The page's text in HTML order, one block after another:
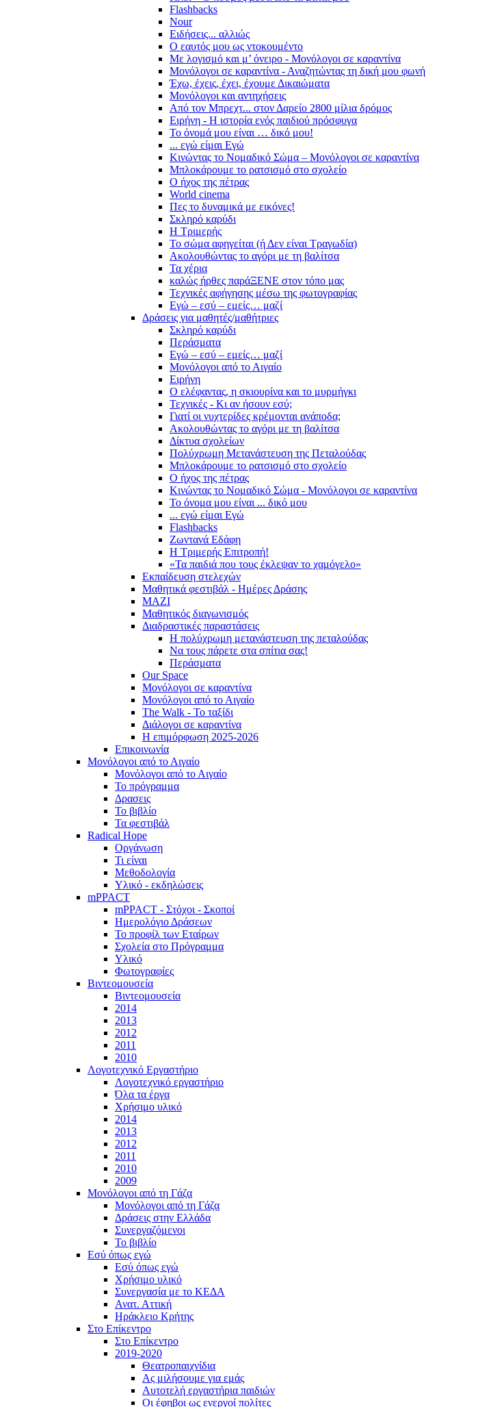
Flashbacks
Nour
Ειδήσεις... αλλιώς
Ο εαυτός μου ως ντοκουμέντο
Με λογισμό και μ’ όνειρο - Μονόλογοι σε καραντίνα
Μονόλογοι σε καραντίνα - Αναζητώντας τη δική μου φωνή
Έχω, έχεις, έχει, έχουμε Δικαιώματα
Μονόλογοι και αντηχήσεις
Από τον Μπρεχτ... στον Δαρείο 2800 μίλια δρόμος
Ειρήνη - Η ιστορία ενός παιδιού πρόσφυγα
Το όνομά μου είναι … δικό μου!
... εγώ είμαι Εγώ
Κινώντας το Νομαδικό Σώμα – Μονόλογοι σε καραντίνα
Μπλοκάρουμε το ρατσισμό στο σχολείο
Ο ήχος της πέτρας
World cinema
Πες το δυναμικά με εικόνες!
Σκληρό καρύδι
Η Τριμερής
Το σώμα αφηγείται (ή Δεν είναι Τραγωδία)
Ακολουθώντας το αγόρι με τη βαλίτσα
Τα χέρια
καλώς ήρθες παράΞΕΝΕ στον τόπο μας
Τεχνικές αφήγησης μέσω της φωτογραφίας
Εγώ – εσύ – εμείς… μαζί
Δράσεις για μαθητές/μαθήτριες
Σκληρό καρύδι
Περάσματα
Εγώ – εσύ – εμείς… μαζί
Μονόλογοι από το Αιγαίο
Ειρήνη
Ο ελέφαντας, η σκιουρίνα και το μυρμήγκι
Τεχνικές - Κι αν ήσουν εσύ;
Γιατί οι νυχτερίδες κρέμονται ανάποδα;
Ακολουθώντας το αγόρι με τη βαλίτσα
Δίκτυα σχολείων
Πολύχρωμη Μετανάστευση της Πεταλούδας
Μπλοκάρουμε το ρατσισμό στο σχολείο
Ο ήχος της πέτρας
Κινώντας το Νομαδικό Σώμα - Μονόλογοι σε καραντίνα
Το όνομα μου είναι ... δικό μου
... εγώ είμαι Εγώ
Flashbacks
Ζωντανά Εδάφη
Η Τριμερής Επιτροπή!
«Τα παιδιά που τους έκλεψαν το χαμόγελο»
Εκπαίδευση στελεχών
Μαθητικά φεστιβάλ - Ημέρες Δράσης
ΜΑΖΙ
Μαθητικός διαγωνισμός
Διαδραστικές παραστάσεις
Η πολύχρωμη μετανάστευση της πεταλούδας
Να τους πάρετε στα σπίτια σας!
Περάσματα
Our Space
Μονόλογοι σε καραντίνα
Μονόλογοι από το Αιγαίο
The Walk - Το ταξίδι
Διάλογοι σε καραντίνα
Η επιμόρφωση 2025-2026
Επικοινωνία
Μονόλογοι από το Αιγαίο
Μονόλογοι από το Αιγαίο
Το πρόγραμμα
Δρασεις
Το βιβλίο
Τα φεστιβάλ
Radical Hope
Οργάνωση
Τι είναι
Μεθοδολογία
Υλικό - εκδηλώσεις
mPPACT
mPPACT - Στόχοι - Σκοποί
Ημερολόγιο Δράσεων
Το προφίλ των Εταίρων
Σχολεία στο Πρόγραμμα
Υλικό
Φωτογραφίες
Βιντεομουσεία
Βιντεομουσεία
2014
2013
2012
2011
2010
Λογοτεχνικό Εργαστήριο
Λογοτεχνικό εργαστήριο
Όλα τα έργα
Χρήσιμο υλικό
2014
2013
2012
2011
2010
2009
Μονόλογοι από τη Γάζα
Μονόλογοι από τη Γάζα
Δράσεις στην Ελλάδα
Συνεργαζόμενοι
To βιβλίο
Εσύ όπως εγώ
Εσύ όπως εγώ
Χρήσιμο υλικό
Συνεργασία με το ΚΕΔΑ
Ανατ. Αττική
Ηράκλειο Κρήτης
Στο Επίκεντρο
Στο Επίκεντρο
2019-2020
Θεατροπαιχνίδια
Ας μιλήσουμε για εμάς
Αυτοτελή εργαστήρια παιδιών
Οι έφηβοι ως ενεργοί πολίτες